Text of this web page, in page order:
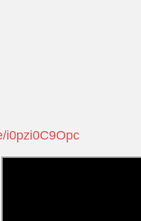
i0pzi0C9Opc